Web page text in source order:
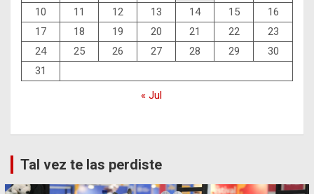
10
11 12 13 14 15
16
17
18 19 20 21 22
23
24
25 26 27 28 29
30
31
« Jul
Tal vez te las perdiste